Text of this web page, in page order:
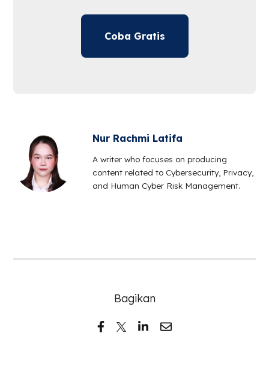
Coba Gratis
Nur Rachmi Latifa
A writer who focuses on producing
content related to Cybersecurity, Privacy,
and Human Cyber Risk Management.
Bagikan